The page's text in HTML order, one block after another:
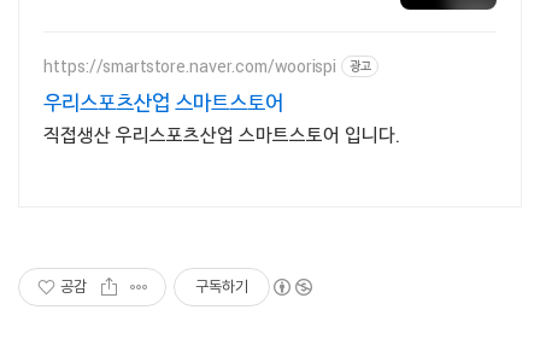
https://smartstore.naver.com/woorispi 광고
우리스포츠산업 스마트스토어
직접생산 우리스포츠산업 스마트스토어 입니다.
공감 구독하기